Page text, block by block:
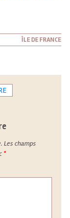
ÎLE DE FRANCE
Les champs
*